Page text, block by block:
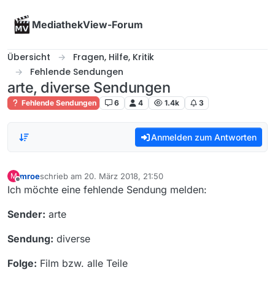
MediathekView-Forum
Übersicht
Fragen, Hilfe, Kritik
Fehlende Sendungen
arte, diverse Sendungen
Fehlende Sendungen 6 4 1.4k 3
Anmelden zum Antworten
M
Offline
mroeschrieb am 20. März 2018, 21:50
zuletzt editiert von
Ich möchte eine fehlende Sendung melden:
Sender: arte
Sendung: diverse
Folge: Film bzw. alle Teile